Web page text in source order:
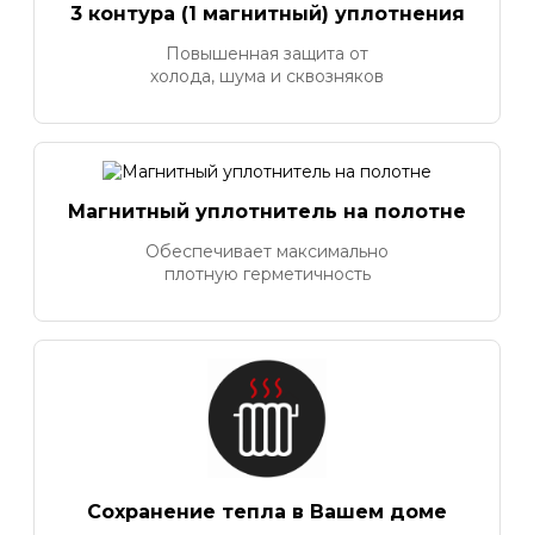
3 контура (1 магнитный) уплотнения
Повышенная защита от
холода, шума и сквозняков
Магнитный уплотнитель на полотне
Обеспечивает максимально
плотную герметичность
Сохранение тепла в Вашем доме